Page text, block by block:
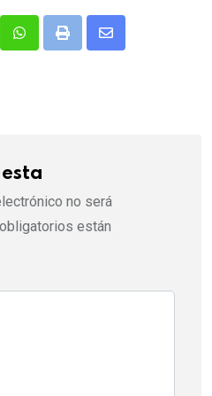
WhatsappPrint
Share
no será
están